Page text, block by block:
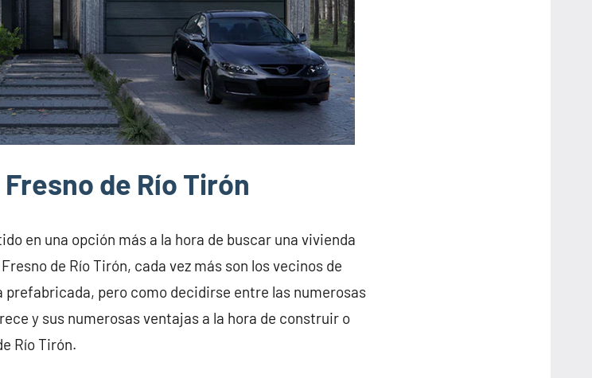
de Río Tirón
en una opción más a la hora de buscar una vivienda
de Río Tirón, cada vez más son los vecinos de
prefabricada, pero como decidirse entre las numerosas
y sus numerosas ventajas a la hora de construir o
Río Tirón.